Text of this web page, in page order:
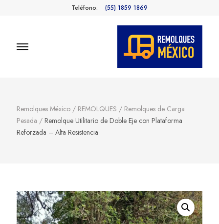
Teléfono: (55) 1859 1869
Remolques México / REMOLQUES / Remolques de Carga
Pesada / Remolque Utilitario de Doble Eje con Plataforma
Reforzada – Alta Resistencia